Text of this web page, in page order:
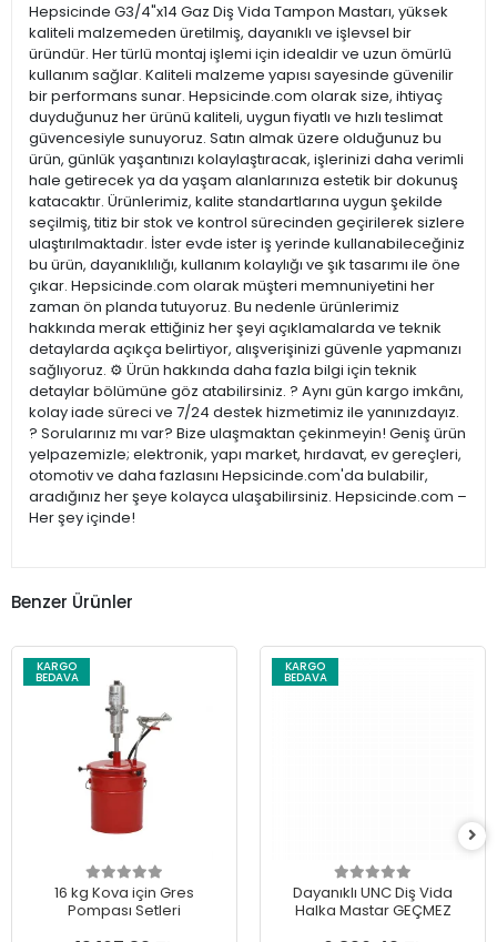
Hepsicinde G3/4"x14 Gaz Diş Vida Tampon Mastarı, yüksek
kaliteli malzemeden üretilmiş, dayanıklı ve işlevsel bir
üründür. Her türlü montaj işlemi için idealdir ve uzun ömürlü
kullanım sağlar. Kaliteli malzeme yapısı sayesinde güvenilir
bir performans sunar. Hepsicinde.com olarak size, ihtiyaç
duyduğunuz her ürünü kaliteli, uygun fiyatlı ve hızlı teslimat
güvencesiyle sunuyoruz. Satın almak üzere olduğunuz bu
ürün, günlük yaşantınızı kolaylaştıracak, işlerinizi daha verimli
hale getirecek ya da yaşam alanlarınıza estetik bir dokunuş
katacaktır. Ürünlerimiz, kalite standartlarına uygun şekilde
seçilmiş, titiz bir stok ve kontrol sürecinden geçirilerek sizlere
ulaştırılmaktadır. İster evde ister iş yerinde kullanabileceğiniz
bu ürün, dayanıklılığı, kullanım kolaylığı ve şık tasarımı ile öne
çıkar. Hepsicinde.com olarak müşteri memnuniyetini her
zaman ön planda tutuyoruz. Bu nedenle ürünlerimiz
hakkında merak ettiğiniz her şeyi açıklamalarda ve teknik
detaylarda açıkça belirtiyor, alışverişinizi güvenle yapmanızı
sağlıyoruz. ⚙️ Ürün hakkında daha fazla bilgi için teknik
detaylar bölümüne göz atabilirsiniz. ? Aynı gün kargo imkânı,
kolay iade süreci ve 7/24 destek hizmetimiz ile yanınızdayız.
? Sorularınız mı var? Bize ulaşmaktan çekinmeyin! Geniş ürün
yelpazemizle; elektronik, yapı market, hırdavat, ev gereçleri,
otomotiv ve daha fazlasını Hepsicinde.com'da bulabilir,
aradığınız her şeye kolayca ulaşabilirsiniz. Hepsicinde.com –
Her şey içinde!
Benzer Ürünler
KARGO
BEDAVA
16 kg Kova için Gres
Pompası Setleri
KARGO
BEDAVA
Dayanıklı UNC Diş Vida
Halka Mastar GEÇMEZ